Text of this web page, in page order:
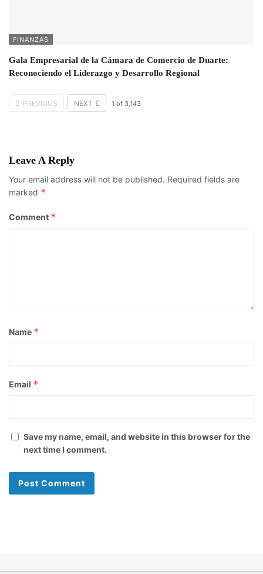
FINANZAS
Gala Empresarial de la Cámara de Comercio de Duarte:
Reconociendo el Liderazgo y Desarrollo Regional
PREVIOUS NEXT 1 of 3,143
Leave A Reply
Your email address will not be published. Required fields are
marked *
Comment *
Name *
Email *
Save my name, email, and website in this browser for the
next time I comment.